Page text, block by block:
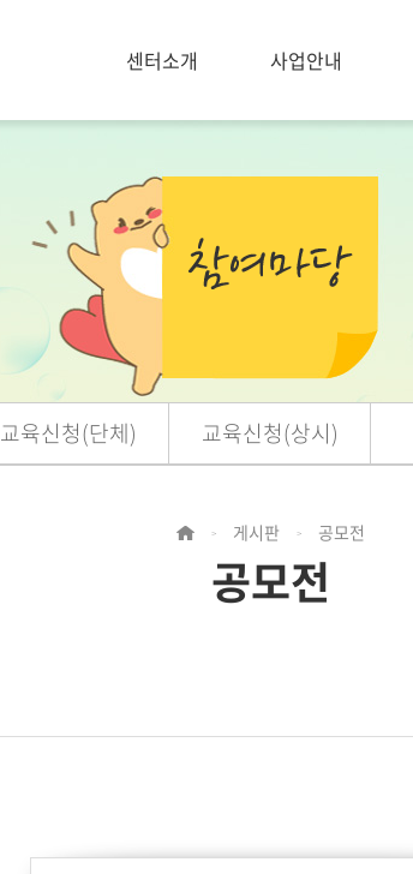
센터소개 사업안내
교육신청(단체) 교육신청(상시)
> 게시판 > 공모전
공모전